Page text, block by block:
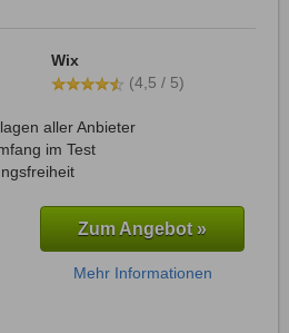
Wix
(4,5 / 5)
aller Anbieter
im Test
Zum Angebot »
Mehr Informationen